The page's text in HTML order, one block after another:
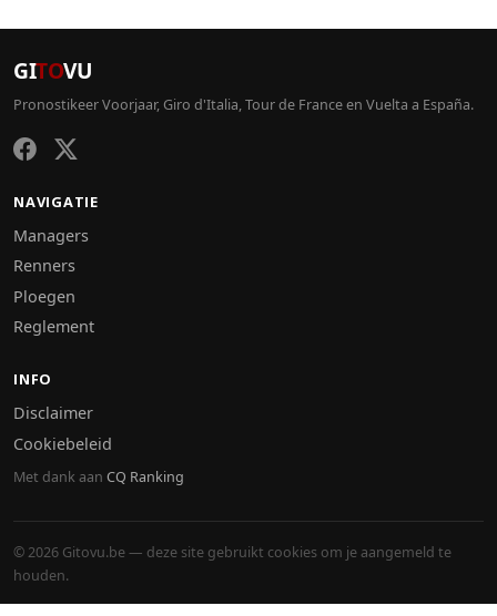
GITOVU
Pronostikeer Voorjaar, Giro d'Italia, Tour de France en Vuelta a España.
NAVIGATIE
Managers
Renners
Ploegen
Reglement
INFO
Disclaimer
Cookiebeleid
Met dank aan CQ Ranking
© 2026 Gitovu.be — deze site gebruikt cookies om je aangemeld te
houden.